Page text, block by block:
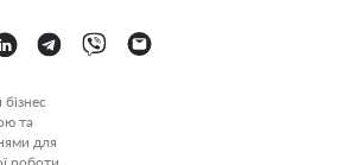
та
для